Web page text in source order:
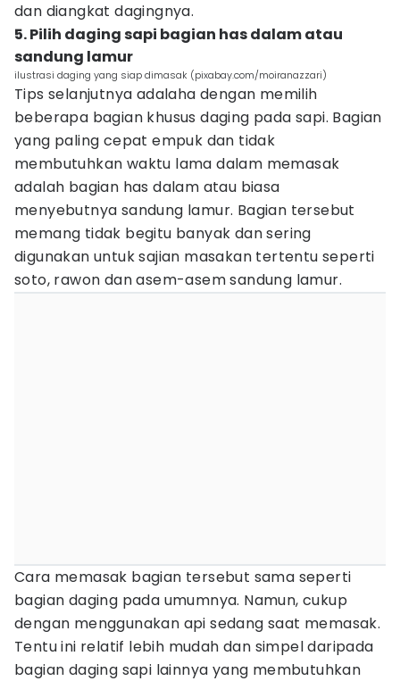
dan diangkat dagingnya.
5. Pilih daging sapi bagian has dalam atau
sandung lamur
ilustrasi daging yang siap dimasak (pixabay.com/moiranazzari)
Tips selanjutnya adalaha dengan memilih
beberapa bagian khusus daging pada sapi. Bagian
yang paling cepat empuk dan tidak
membutuhkan waktu lama dalam memasak
adalah bagian has dalam atau biasa
menyebutnya sandung lamur. Bagian tersebut
memang tidak begitu banyak dan sering
digunakan untuk sajian masakan tertentu seperti
soto, rawon dan asem-asem sandung lamur.
Cara memasak bagian tersebut sama seperti
bagian daging pada umumnya. Namun, cukup
dengan menggunakan api sedang saat memasak.
Tentu ini relatif lebih mudah dan simpel daripada
bagian daging sapi lainnya yang membutuhkan